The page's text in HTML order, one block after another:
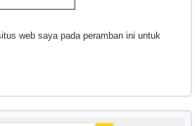
web saya pada peramban ini untuk